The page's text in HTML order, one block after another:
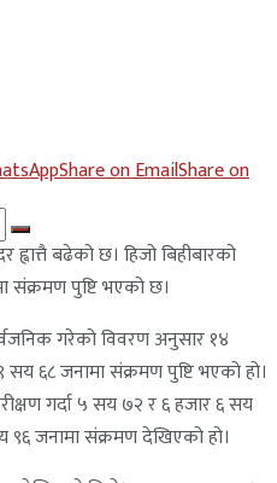
Share on EmailShare on
बढेको छ। हिजो बिहीबारको
संक्रमण पुष्टि भएको छ।
गरेको विवरण अनुसार १४
६८ जनामा संक्रमण पुष्टि भएको हो।
गर्दा ५ सय ७२ र ६ हजार ६ सय
९६ जनामा संक्रमण देखिएको हो।